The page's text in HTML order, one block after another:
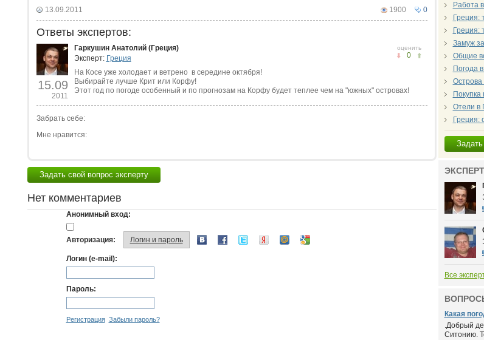
0
1900
13.09.2011
Ответы экспертов:
15.09
2011
оценить
0
Гаркушин Анатолий (Греция)
Эксперт: Греция
На Косе уже холодает и ветрено в середине октября!
Выбирайте лучше Крит или Корфу!
Этот год по погоде особенный и по прогнозам на Корфу будет теплее чем на "южных" островах!
Забрать себе:
Мне нравится:
Задать свой вопрос эксперту
Нет комментариев
Анонимный вход:
Авторизация: Логин и пароль
Логин (e-mail):
Пароль:
Регистрация Забыли пароль?
Работа
Греция:
Греция:
Замуж
Общие
Погода
Острова
Отели в
Греция:
Все
Какая
.Добрый
Ситонию.